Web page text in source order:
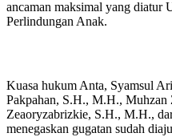
ancaman maksimal yang diatur
Perlindungan Anak.
Kuasa hukum Anta, Syamsul
Pakpahan, S.H., M.H.,
Zeaoryzabrizkie, S.H., M.H.,
menegaskan gugatan sudah